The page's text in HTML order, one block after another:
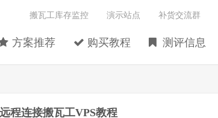
方案推荐 购买教程 测评信息
搬瓦工库存监控 演示站点 补货交流群
程连接搬瓦工VPS教程